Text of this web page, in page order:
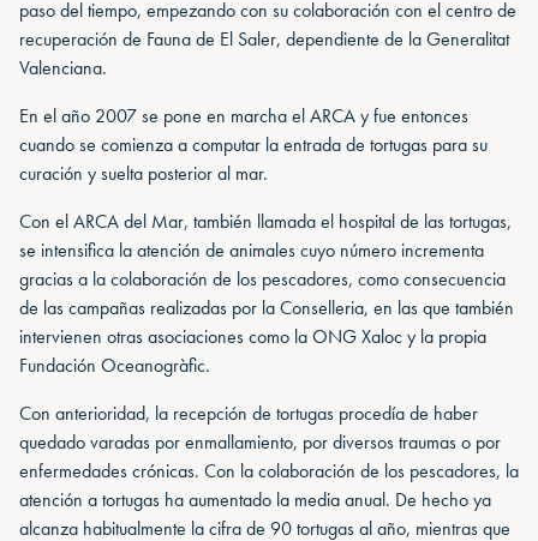
paso del tiempo, empezando con su colaboración con el centro de
recuperación de Fauna de El Saler, dependiente de la Generalitat
Valenciana.
En el año 2007 se pone en marcha el ARCA y fue entonces
cuando se comienza a computar la entrada de tortugas para su
curación y suelta posterior al mar.
Con el ARCA del Mar, también llamada el hospital de las tortugas,
se intensifica la atención de animales cuyo número incrementa
gracias a la colaboración de los pescadores, como consecuencia
de las campañas realizadas por la Conselleria, en las que también
intervienen otras asociaciones como la ONG Xaloc y la propia
Fundación Oceanogràfic.
Con anterioridad, la recepción de tortugas procedía de haber
quedado varadas por enmallamiento, por diversos traumas o por
enfermedades crónicas. Con la colaboración de los pescadores, la
atención a tortugas ha aumentado la media anual. De hecho ya
alcanza habitualmente la cifra de 90 tortugas al año, mientras que